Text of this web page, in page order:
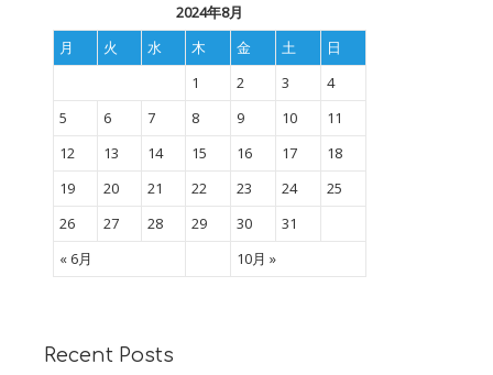
2024年8月
月
火 水 木 金 土 日
« 6月 10月 »
1 2 3
4
5
6 7 8 9 10
11
12
13 14 15 16 17
18
19
20 21 22 23 24
25
26
27 28 29 30 31
Recent Posts